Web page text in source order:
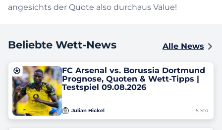
angesichts der Quote also durchaus Value!
Beliebte Wett-News Alle News
FC Arsenal vs. Borussia Dortmund
Prognose, Quoten & Wett-Tipps |
Testspiel 09.08.2026
Julian Hickel 5 Std.